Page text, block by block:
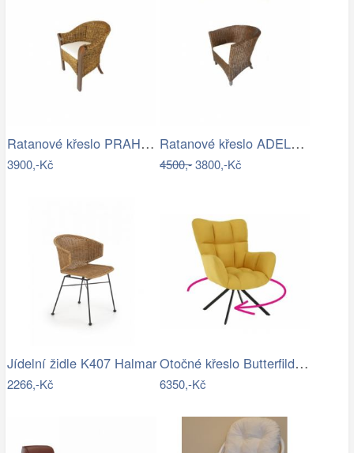
Ratanové křeslo PRAHA - banánový list
3900,-Kč
Ratanové křeslo ADELE - tmavý med
4500,-3800,-Kč
Jídelní židle K407 Halmar
2266,-Kč
Otočné křeslo Butterfild, žlutá
6350,-Kč